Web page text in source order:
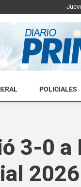
POLICIALES
3-0
2026